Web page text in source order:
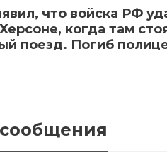
что войска РФ
когда там
поезд. Погиб